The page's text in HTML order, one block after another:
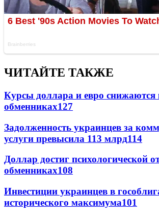
ЧИТАЙТЕ ТАКЖЕ
Курсы доллара и евро снижаются
обменниках127
Задолженность украинцев за
услуги превысила 113 млрд114
Доллар достиг психологической
обменниках108
Инвестиции украинцев в
исторического максимума101